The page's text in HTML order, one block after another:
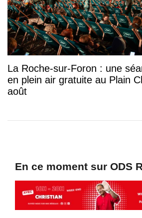
La Roche-sur-Foron : une
en plein air gratuite au Plain
août
En ce moment sur ODS